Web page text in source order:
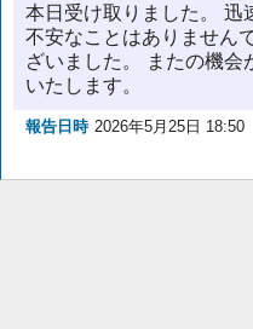
本日受け取りました。 迅
不安なことはありません
ざいました。 またの機会
いたします。
報告日時 2026年5月25日 18:50